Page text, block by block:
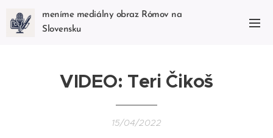
meníme mediálny obraz Rómov na
Slovensku
VIDEO: Teri Čikoš
15/04/2022